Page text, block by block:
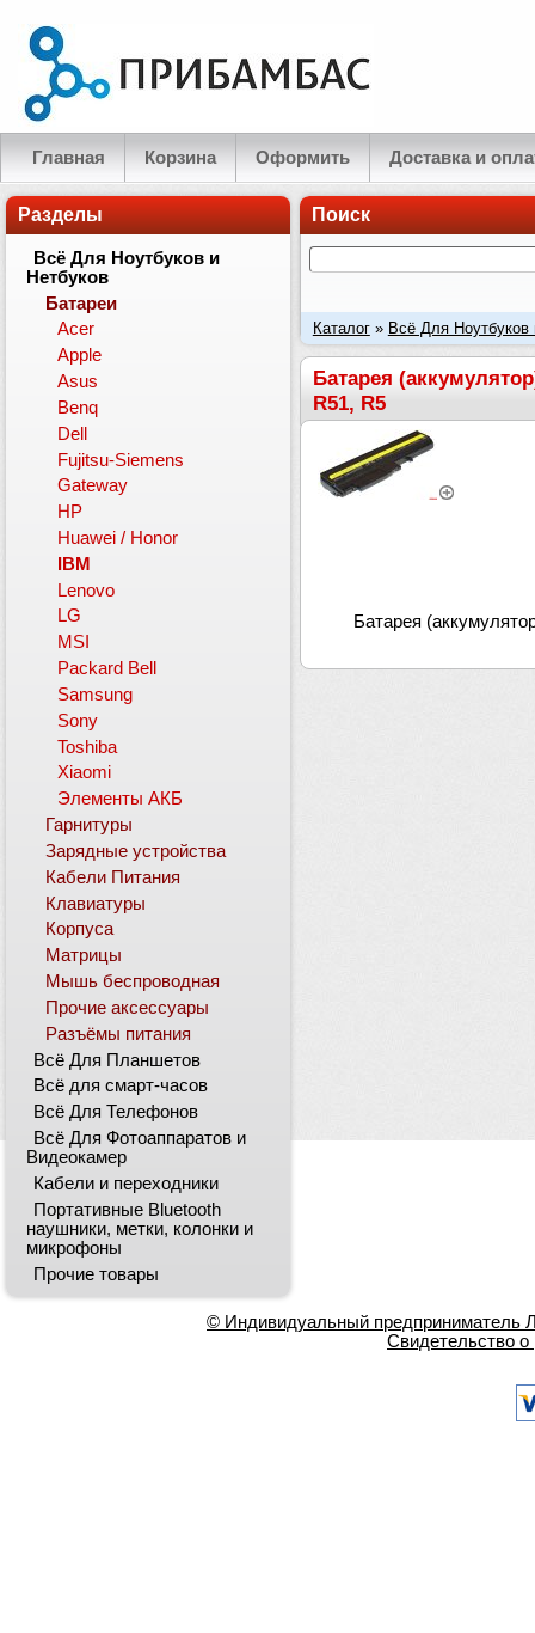
Главная Корзина Оформить Доставка и
Поиск
Каталог» Всё Для Ноутбуков
T40, T41, T42, T43, R50,
Батарея
R51, R5
Батарея
Разделы
Всё Для Ноутбуков и
Нетбуков
Батареи
Acer
Apple
Asus
Benq
Dell
Fujitsu-Siemens
Gateway
HP
Huawei / Honor
IBM
Lenovo
LG
MSI
Packard Bell
Samsung
Sony
Toshiba
Xiaomi
Элементы АКБ
Гарнитуры
Зарядные устройства
Кабели Питания
Клавиатуры
Корпуса
Матрицы
Мышь беспроводная
Прочие аксессуары
Разъёмы питания
Всё Для Планшетов
Всё для смарт-часов
Всё Для Телефонов
Всё Для Фотоаппаратов и
Видеокамер
Кабели и переходники
Портативные Bluetooth
наушники, метки, колонки и
микрофоны
Прочие товары
© Индивидуальный предприниматель
Свидетельство